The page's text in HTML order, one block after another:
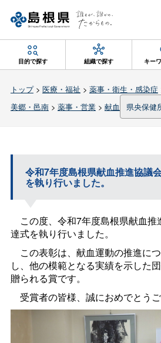
目的で探す 組織で探す キー
トップ> 医療・福祉 > 薬事・衛生・感染症
美郷・邑南> 薬事・営業> 献血 県央保健
令和7年度島根県献血推進協議
を執り行いました。
この度、令和7年度島根県献血推
達式を執り行いました。
この表彰は、献血運動の推進に
し、他の模範となる実績を示した
贈られる賞です。
受賞者の皆様、誠におめでとうご